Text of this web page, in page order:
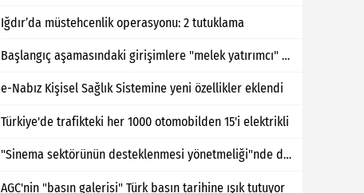
Iğdır’da müstehcenlik operasyonu: 2 tutuklama
Başlangıç aşamasındaki girişimlere "melek yatırımcı" desteği
e-Nabız Kişisel Sağlık Sistemine yeni özellikler eklendi
Türkiye'de trafikteki her 1000 otomobilden 15'i elektrikli
"Sinema sektörünün desteklenmesi yönetmeliği"nde değişiklik yapıldı
AGC'nin "basın galerisi" Türk basın tarihine ışık tutuyor